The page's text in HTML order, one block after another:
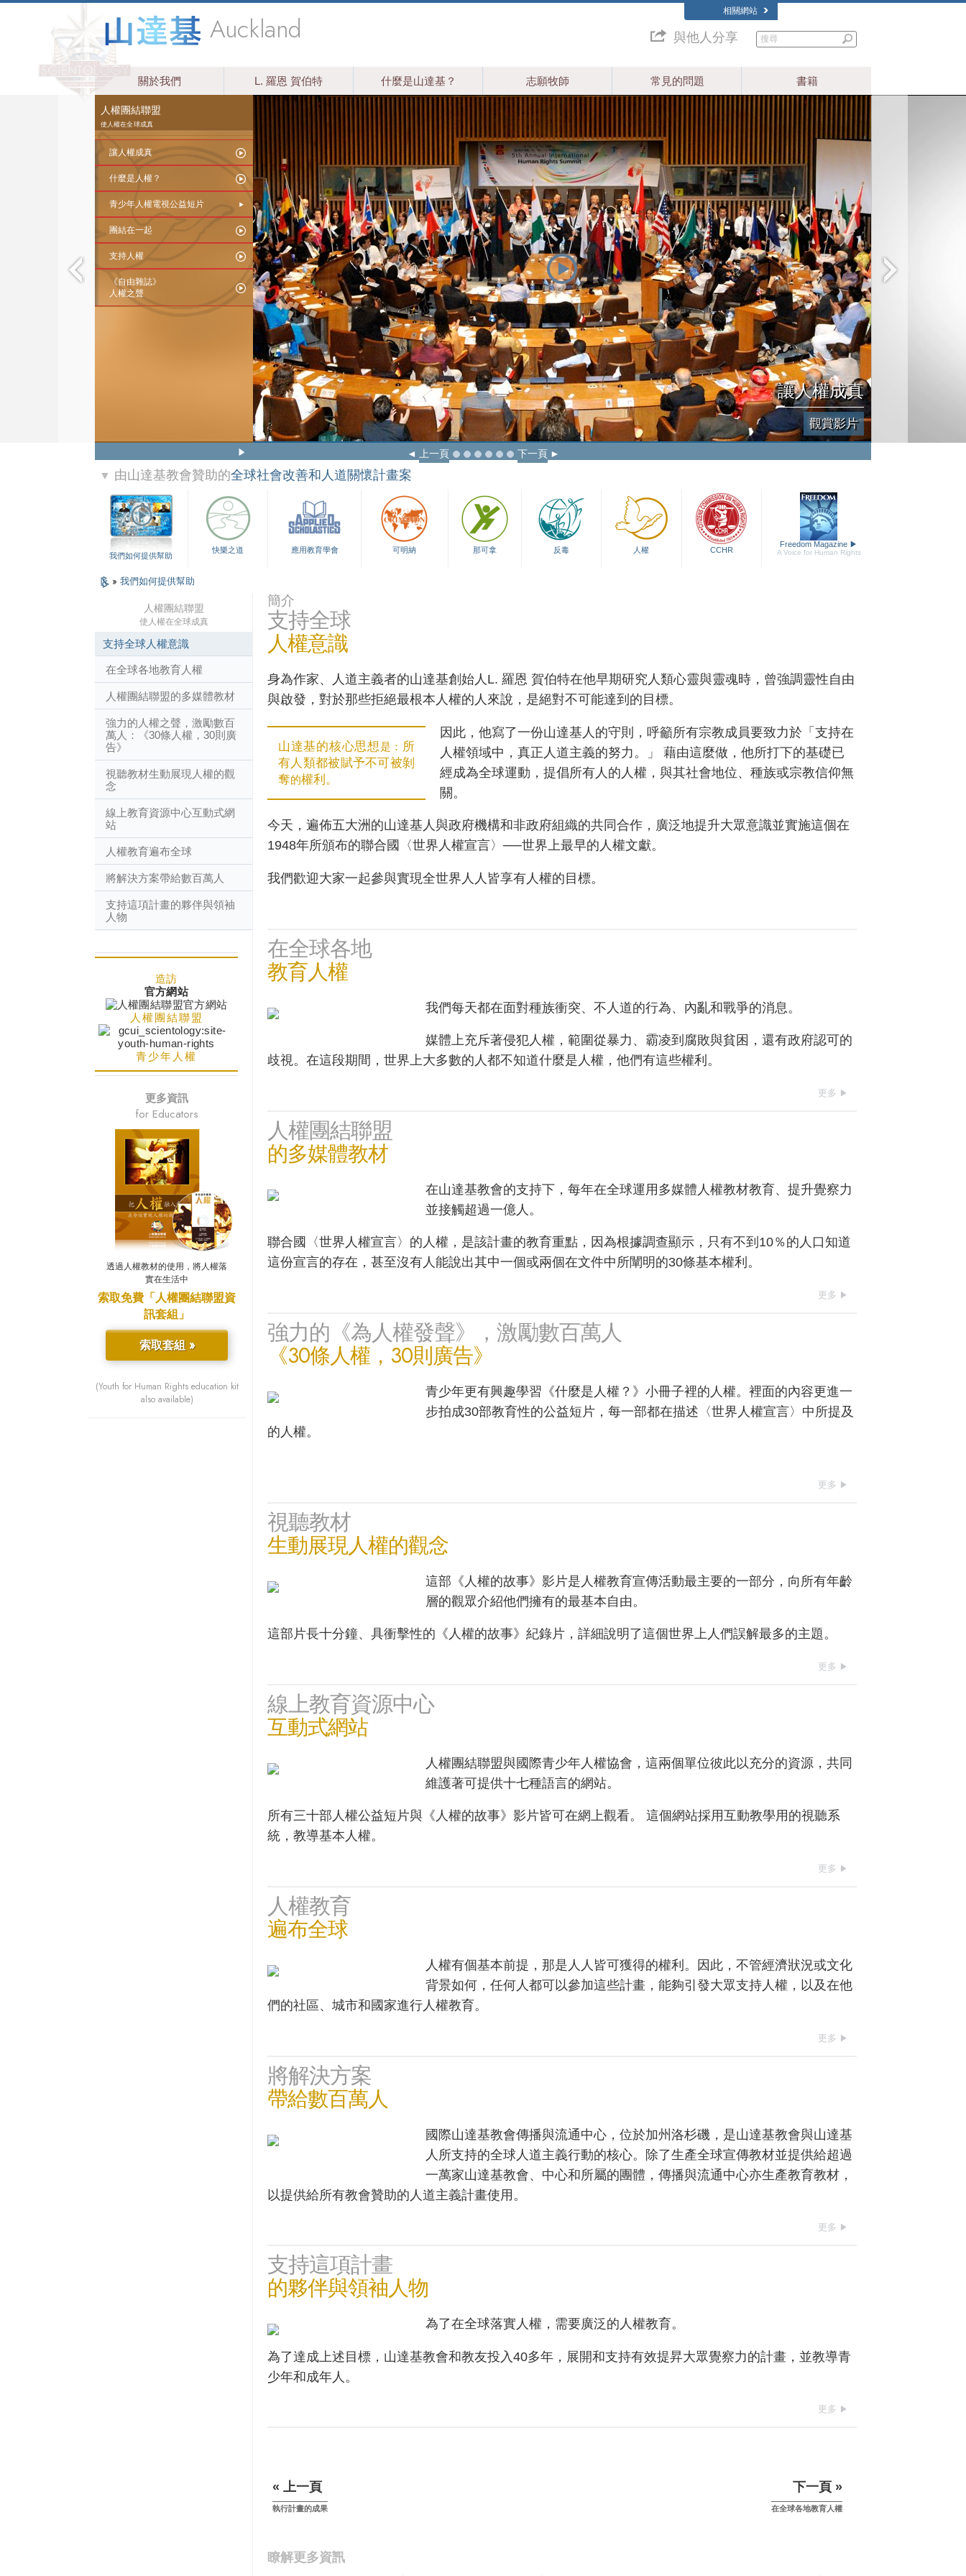
相關網站
Auckland 與他人分享
關於我們 L. 羅恩 賀伯特 什麼是山達基？ 志願牧師 常見的問題 書籍
人權團結聯盟
使人權在全球成真
讓人權成真
什麼是人權？
青少年人權電視公益短片
團結在一起
支持人權
《自由雜誌》
人權之聲
讓人權成真
觀賞影片
上一頁 下一頁
▼ 由山達基教會贊助的全球社會改善和人道關懷計畫案
我們如何提供幫助
快樂之道 應用教育學會 可明納 那可拿 反毒 人權 CCHR
Freedom Magazine ▶
A Voice for Human Rights
» 我們如何提供幫助
簡介
支持全球
人權意識
身為作家、人道主義者的山達基創始人L. 羅恩 賀伯特在他早期研究人類心靈與靈魂時，曾強調靈性自由
與啟發，對於那些拒絕最根本人權的人來說，是絕對不可能達到的目標。
山達基的核心思想是： 所
有人類都被賦予不可被剝
奪的權利。
因此，他寫了一份山達基人的守則，呼籲所有宗教成員要致力於「支持在
人權領域中，真正人道主義的努力。」 藉由這麼做，他所打下的基礎已
經成為全球運動，提倡所有人的人權，與其社會地位、種族或宗教信仰無
關。
今天，遍佈五大洲的山達基人與政府機構和非政府組織的共同合作，廣泛地提升大眾意識並實施這個在
1948年所頒布的聯合國〈世界人權宣言〉──世界上最早的人權文獻。
我們歡迎大家一起參與實現全世界人人皆享有人權的目標。
在全球各地
教育人權
我們每天都在面對種族衝突、不人道的行為、內亂和戰爭的消息。
媒體上充斥著侵犯人權，範圍從暴力、霸凌到腐敗與貧困，還有政府認可的
歧視。在這段期間，世界上大多數的人都不知道什麼是人權，他們有這些權利。
更多
人權團結聯盟
的多媒體教材
在山達基教會的支持下，每年在全球運用多媒體人權教材教育、提升覺察力
並接觸超過一億人。
聯合國〈世界人權宣言〉的人權，是該計畫的教育重點，因為根據調查顯示，只有不到10％的人口知道
這份宣言的存在，甚至沒有人能說出其中一個或兩個在文件中所闡明的30條基本權利。
更多
強力的《為人權發聲》，激勵數百萬人
《30條人權，30則廣告》
青少年更有興趣學習《什麼是人權？》小冊子裡的人權。裡面的內容更進一
步拍成30部教育性的公益短片，每一部都在描述〈世界人權宣言〉中所提及
的人權。
更多
視聽教材
生動展現人權的觀念
這部《人權的故事》影片是人權教育宣傳活動最主要的一部分，向所有年齡
層的觀眾介紹他們擁有的最基本自由。
這部片長十分鐘、具衝擊性的《人權的故事》紀錄片，詳細說明了這個世界上人們誤解最多的主題。
更多
線上教育資源中心
互動式網站
人權團結聯盟與國際青少年人權協會，這兩個單位彼此以充分的資源，共同
維護著可提供十七種語言的網站。
所有三十部人權公益短片與《人權的故事》影片皆可在網上觀看。
這個網站採用互動教學用的視聽系
統，教導基本人權。
更多
人權教育
遍布全球
人權有個基本前提，那是人人皆可獲得的權利。因此，不管經濟狀況或文化
背景如何，任何人都可以參加這些計畫，能夠引發大眾支持人權，以及在他
們的社區、城市和國家進行人權教育。
更多
將解決方案
帶給數百萬人
國際山達基教會傳播與流通中心，位於加州洛杉磯，是山達基教會與山達基
人所支持的全球人道主義行動的核心。除了生產全球宣傳教材並提供給超過
一萬家山達基教會、中心和所屬的團體，傳播與流通中心亦生產教育教材，
以提供給所有教會贊助的人道主義計畫使用。
更多
支持這項計畫
的夥伴與領袖人物
為了在全球落實人權，需要廣泛的人權教育。
為了達成上述目標，山達基教會和教友投入40多年，展開和支持有效提昇大眾覺察力的計畫，並教導青
少年和成年人。
更多
« 上一頁
執行計畫的成果
下一頁 »
在全球各地教育人權
瞭解更多資訊
人權團結聯盟
使人權在全球成真
支持全球人權意識
在全球各地教育人權
人權團結聯盟的多媒體教材
強力的人權之聲，激勵數百
萬人：《30條人權，30則廣
告》
視聽教材生動展現人權的觀
念
線上教育資源中心互動式網
站
人權教育遍布全球
將解決方案帶給數百萬人
支持這項計畫的夥伴與領袖
人物
造訪
官方網站
人權團結聯盟
青少年人權
更多資訊
for Educators
透過人權教材的使用，將人權落
實在生活中
索取免費「人權團結聯盟資
訊套組」
索取套組 »
(Youth for Human Rights education kit
also available)